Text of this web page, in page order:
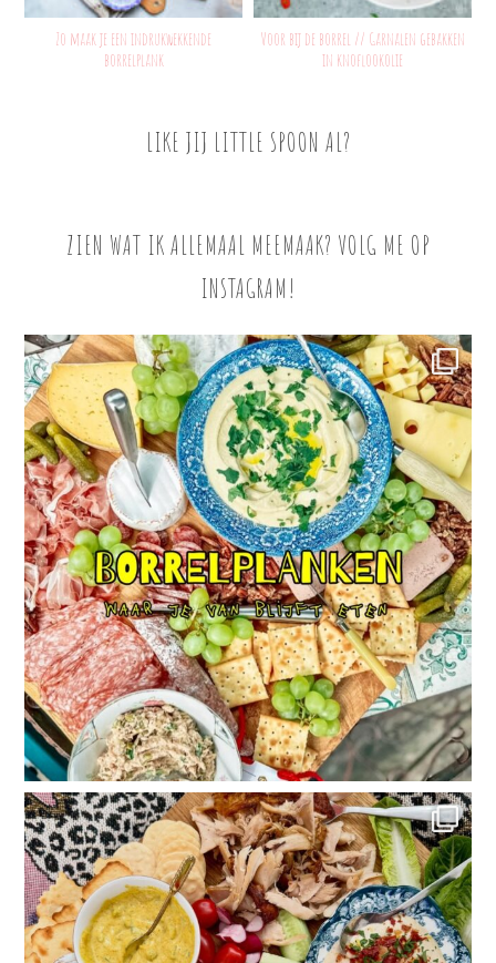
Zo maak je een indrukwekkende
borrelplank
Voor bij de borrel // Garnalen gebakken
in knoflookolie
LIKE JIJ LITTLE SPOON AL?
ZIEN WAT IK ALLEMAAL MEEMAAK? VOLG ME OP
INSTAGRAM!